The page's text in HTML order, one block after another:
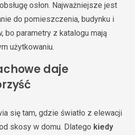
osłon. Najważniejsze jest
do pomieszczenia, budynku i
bo parametry z katalogu mają
użytkowaniu.
daje
się tam, gdzie światło z elewacji
skosy w domu. Dlatego kiedy